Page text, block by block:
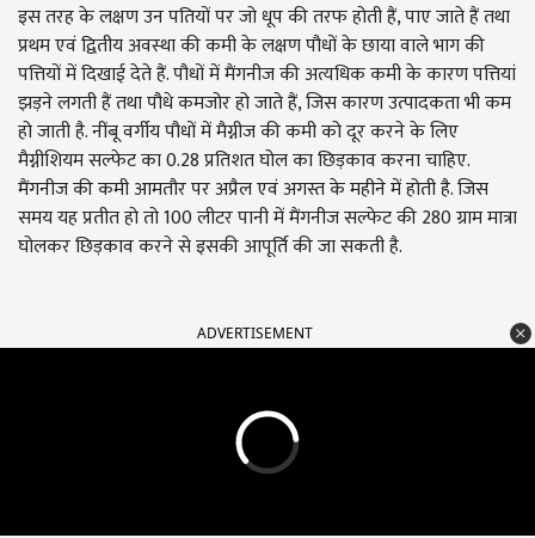
इस तरह के लक्षण उन पतियों पर जो धूप की तरफ होती हैं, पाए जाते हैं तथा
प्रथम एवं द्वितीय अवस्था की कमी के लक्षण पौधों के छाया वाले भाग की
पत्तियों में दिखाई देते हैं. पौधों में मैंगनीज की अत्यधिक कमी के कारण पत्तियां
झड़ने लगती हैं तथा पौधे कमजोर हो जाते हैं, जिस कारण उत्पादकता भी कम
हो जाती है. नींबू वर्गीय पौधों में मैग्नीज की कमी को दूर करने के लिए
मैग्नीशियम सल्फेट का 0.28 प्रतिशत घोल का छिड़काव करना चाहिए.
मैंगनीज की कमी आमतौर पर अप्रैल एवं अगस्त के महीने में होती है. जिस
समय यह प्रतीत हो तो 100 लीटर पानी में मैंगनीज सल्फेट की 280 ग्राम मात्रा
घोलकर छिड़काव करने से इसकी आपूर्ति की जा सकती है.
ADVERTISEMENT